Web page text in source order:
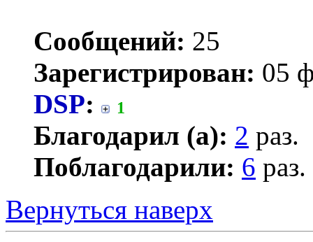
Сообщений: 25
Зарегистрирован: 05
DSP: 1
Благодарил (а): 2 раз.
Поблагодарили: 6 раз.
Вернуться наверх